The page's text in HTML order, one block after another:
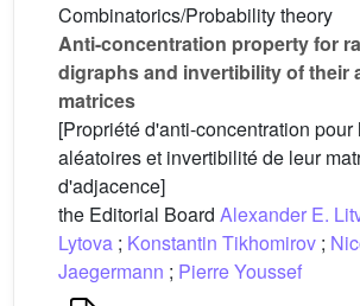
Combinatorics/Probability theory
Anti-concentration property for
digraphs and invertibility of their
matrices
[Propriété d'anti-concentration
aléatoires et invertibilité de leur
d'adjacence]
the Editorial Board Alexander E.
Lytova ; Konstantin Tikhomirov ;
Jaegermann ; Pierre Youssef